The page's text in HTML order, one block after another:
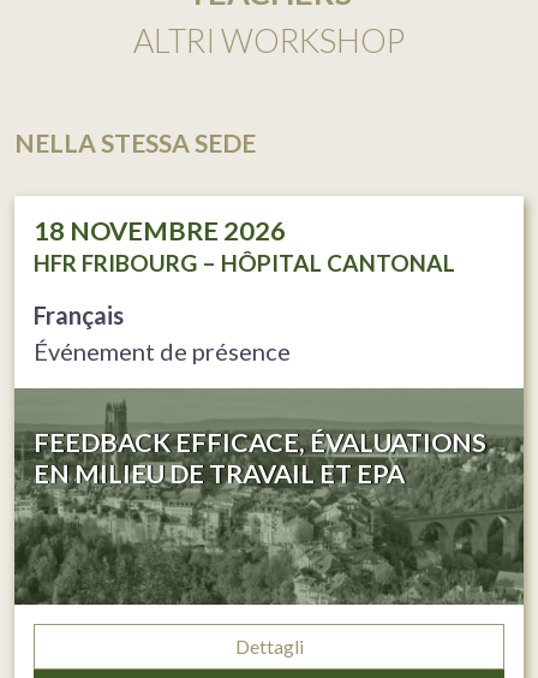
ALTRI WORKSHOP
NELLA STESSA SEDE
18 NOVEMBRE 2026
HFR FRIBOURG – HÔPITAL CANTONAL
Français
Événement de présence
FEEDBACK EFFICACE, ÉVALUATIONS
EN MILIEU DE TRAVAIL ET EPA
Dettagli